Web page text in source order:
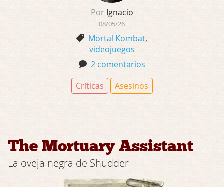
Por Ignacio
08/05/26
Mortal Kombat,
videojuegos
2 comentarios
Críticas
Asesinos
The Mortuary Assistant
La oveja negra de Shudder